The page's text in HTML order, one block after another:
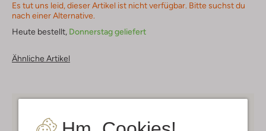
Es tut uns leid, dieser Artikel ist nicht verfügbar. Bitte suchst du
nach einer Alternative.
Heute bestellt, Donnerstag geliefert
Ähnliche Artikel
Mitglieder in Deutschland